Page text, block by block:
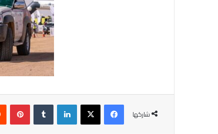
شاركها
فيسبوك لينكدإن بينتيريست